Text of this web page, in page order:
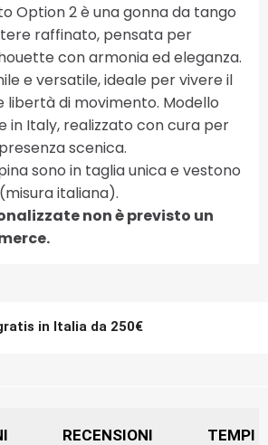
Option 2 è una gonna da tango
raffinato, pensata per
con armonia ed eleganza.
e versatile, ideale per vivere il
libertà di movimento. Modello
in Italy, realizzato con cura per
scenica.
sono in taglia unica e vestono
italiana).
non è previsto un
in Italia da 250€
RECENSIONI TEMPI